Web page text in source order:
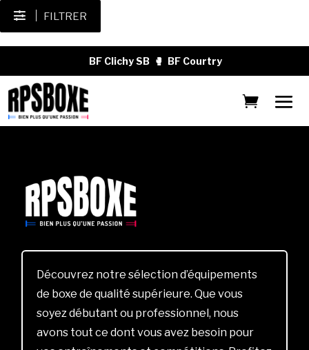
FILTRER
BF Clichy SB 🥊 BF Courtry
Découvrez notre sélection d’équipements
de boxe de qualité supérieure. Que vous
soyez débutant ou professionnel, nous
avons tout ce dont vous avez besoin pour